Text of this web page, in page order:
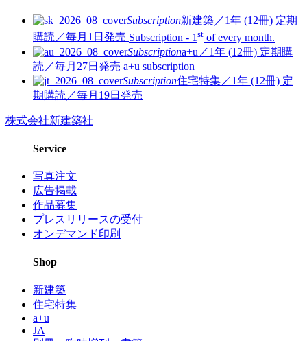
Subscription新建築／1年 (12冊) 定期
購読／毎月1日発売 Subscription - 1 st of every month.
Subscriptiona+u／1年 (12冊) 定期購
読／毎月27日発売 a+u subscription
Subscription住宅特集／1年 (12冊) 定
期購読／毎月19日発売
株式会社新建築社
Service
写真注文
広告掲載
作品募集
プレスリリースの受付
オンデマンド印刷
Shop
新建築
住宅特集
a+u
JA